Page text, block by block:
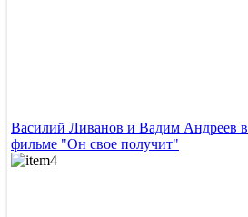
Василий Ливанов и Вадим Андреев в
фильме "Он свое получит"